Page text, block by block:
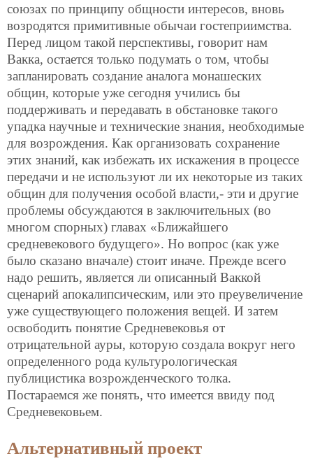
союзах по принципу общности интересов, вновь
возродятся примитивные обычаи гостеприимства.
Перед лицом такой перспективы, говорит нам
Вакка, остается только подумать о том, чтобы
запланировать создание аналога монашеских
общин, которые уже сегодня учились бы
поддерживать и передавать в обстановке такого
упадка научные и технические знания, необходимые
для возрождения. Как организовать сохранение
этих знаний, как избежать их искажения в процессе
передачи и не используют ли их некоторые из таких
общин для получения особой власти,- эти и другие
проблемы обсуждаются в заключительных (во
многом спорных) главах «Ближайшего
средневекового будущего». Но вопрос (как уже
было сказано вначале) стоит иначе. Прежде всего
надо решить, является ли описанный Ваккой
сценарий апокалипсическим, или это преувеличение
уже существующего положения вещей. И затем
освободить понятие Средневековья от
отрицательной ауры, которую создала вокруг него
определенного рода культурологическая
публицистика возрожденческого толка.
Постараемся же понять, что имеется ввиду под
Средневековьем.
Альтернативный проект